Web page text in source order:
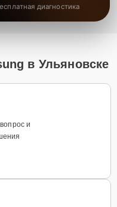
диагностика
в Ульяновске
и